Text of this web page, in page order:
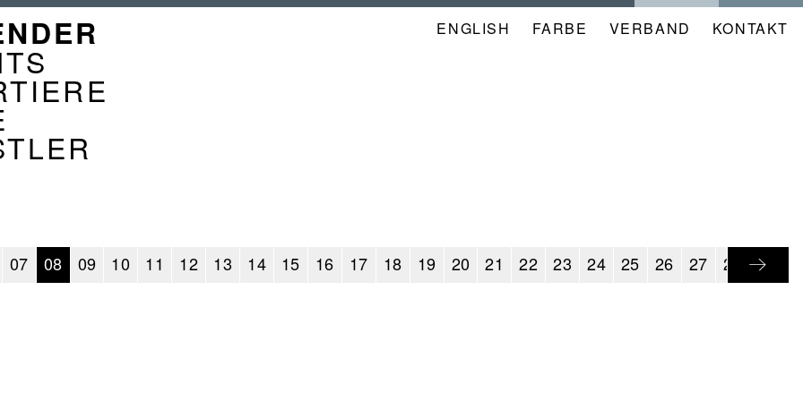
ENGLISH FARBE NAVIGATION
VERBAND KONTAKT
07 08 09 10 11 12 13 14 15 16 17 18 19 20 21 22 23 24 25 26 27 28